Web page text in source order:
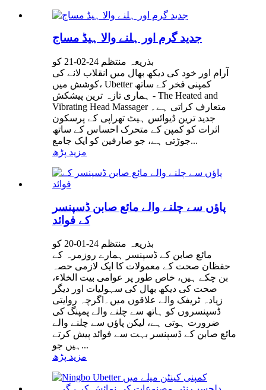
جدید گرم اور ہلنے والا ہیڈ مساج
بذریعہ منتظم 24-02-21 کو
آرام اور خود کی دیکھ بھال میں انقلاب لانے کی
کوشش میں، Ubetter کمپنی فخر کے ساتھ
ہماری تازہ ترین پیشکش - The Heated and
Vibrating Head Massager متعارف کراتی ہے۔
جدید ترین ڈیوائس ہیٹ تھراپی کے پرسکون
اثرات کو کمپن کے متحرک احساس کے ساتھ
جوڑتی ہے، جو صارفین کو ایک جامع...
مزید پڑھ
پاؤں سے چلنے والے مائع صابن ڈسپنسر
کے فوائد
بذریعہ منتظم 24-01-20 کو
مائع صابن کے ڈسپنسر ہمارے روزمرہ کے
حفظان صحت کے معمولات کا ایک لازمی حصہ
بن چکے ہیں، خاص طور پر عوامی بیت الخلاء،
صحت کی دیکھ بھال کی سہولیات اور دیگر
زیادہ ٹریفک والے علاقوں میں۔اگرچہ روایتی
ڈسپنسروں کو ہاتھ سے چلنے والے پمپنگ کی
ضرورت ہوتی ہے، لیکن پاؤں سے چلنے والے
مائع صابن کے ڈسپنسر بہت سے فوائد پیش کرتے
ہیں جو...
مزید پڑھ